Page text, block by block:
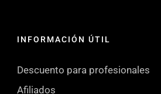
INFORMACIÓN ÚTIL
Descuento para profesionales
Afiliados